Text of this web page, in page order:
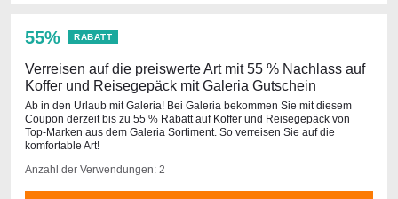
55% RABATT
Verreisen auf die preiswerte Art mit 55 % Nachlass auf
Koffer und Reisegepäck mit Galeria Gutschein
Ab in den Urlaub mit Galeria! Bei Galeria bekommen Sie mit diesem
Coupon derzeit bis zu 55 % Rabatt auf Koffer und Reisegepäck von
Top-Marken aus dem Galeria Sortiment. So verreisen Sie auf die
komfortable Art!
Anzahl der Verwendungen: 2